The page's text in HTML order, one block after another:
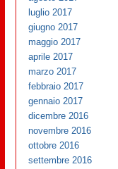
luglio 2017
giugno 2017
maggio 2017
aprile 2017
marzo 2017
febbraio 2017
gennaio 2017
dicembre 2016
novembre 2016
ottobre 2016
settembre 2016